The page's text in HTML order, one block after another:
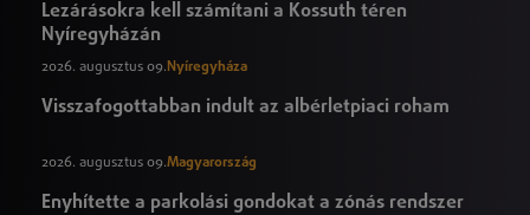
Lezárásokra kell számítani a Kossuth téren
Nyíregyházán
2026. augusztus 09. Nyíregyháza
Visszafogottabban indult az albérletpiaci roham
2026. augusztus 09.Magyarország
Enyhítette a parkolási gondokat a zónás rendszer